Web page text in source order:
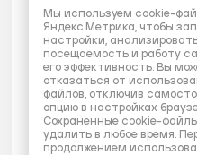
Мы используем cookie-
Яндекс.Метрика, чтобы
настройки,
посещаемость и работу
его эффективность. Вы
отказаться от
файлов, отключив
опцию в настройках
Сохраненные cookie-
удалить в любое время.
продолжением